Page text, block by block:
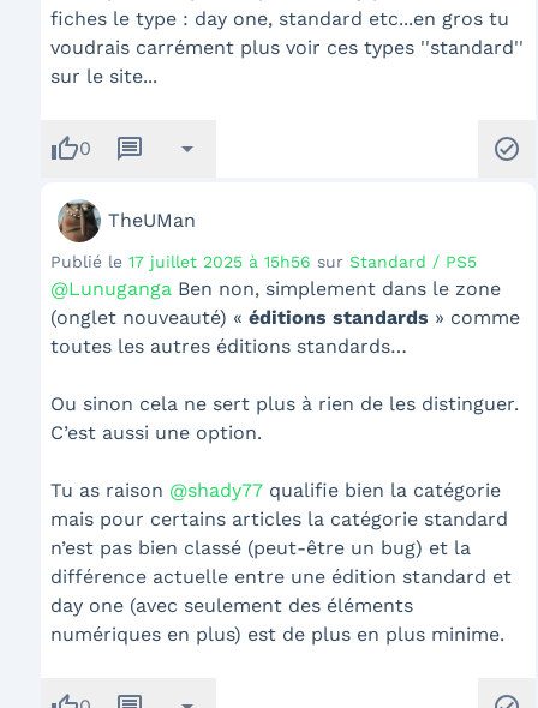
fiches le type : day one, standard etc...en gros tu
voudrais carrément plus voir ces types ''standard''
sur le site...
thumb_up0 message arrow_drop_down check_circle
TheUMan
Publié le 17 juillet 2025 à 15h56 sur Standard / PS5
@Lunuganga Ben non, simplement dans le zone
(onglet nouveauté) « éditions standards » comme
toutes les autres éditions standards…
Ou sinon cela ne sert plus à rien de les distinguer.
C’est aussi une option.
Tu as raison @shady77 qualifie bien la catégorie
mais pour certains articles la catégorie standard
n’est pas bien classé (peut-être un bug) et la
différence actuelle entre une édition standard et
day one (avec seulement des éléments
numériques en plus) est de plus en plus minime.